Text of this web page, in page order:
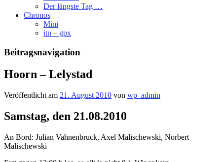
Der längste Tag …
Chronos
Mini
itn – gpx
Beitragsnavigation
Hoorn – Lelystad
Veröffentlicht am 21. August 2010 von wp_admin
Samstag, den 21.08.2010
An Bord: Julian Vahnenbruck, Axel Malischewski, Norbert
Malischewski